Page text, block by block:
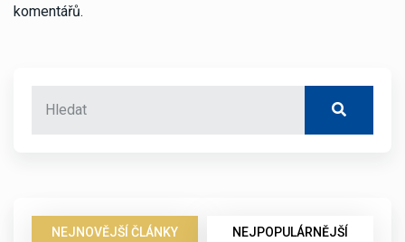
komentářů.
NEJNOVĚJŠÍ ČLÁNKY NEJPOPULÁRNĚJŠÍ